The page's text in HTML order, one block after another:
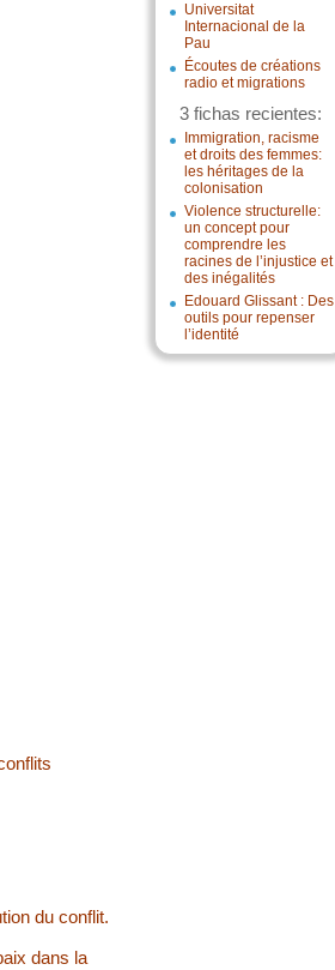
Universitat
Internacional de la
Pau
Écoutes de créations
radio et migrations
3 fichas recientes:
Immigration, racisme
et droits des femmes:
les héritages de la
colonisation
Violence structurelle:
un concept pour
comprendre les
racines de l’injustice et
des inégalités
Edouard Glissant : Des
outils pour repenser
l’identité
du conflit.
dans la